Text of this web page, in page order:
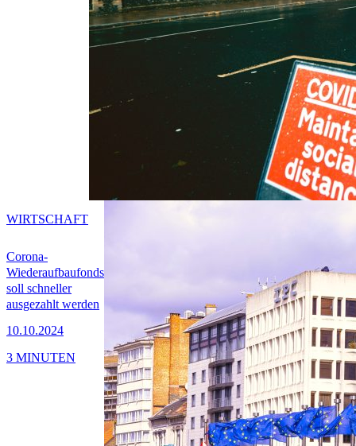
Corona-
Wiederaufbaufonds
soll schneller
ausgezahlt werden
10.10.2024
WIRTSCHAFT
3 MINUTEN